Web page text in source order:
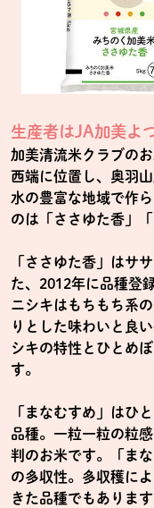
生産者はJA加美よ
加美清流米クラブの
西端に位置し、奥羽
水の豊富な地域で作
のは「ささゆた香」
「ささゆた香」はサ
た、2012年に品種登
ニシキはもちもち系
りとした味わいと良
シキの特性とひとめ
す。
「まなむすめ」はひ
品種。一粒一粒の粒
判のお米です。「ま
の多収性。多収穫に
きた品種でもあります